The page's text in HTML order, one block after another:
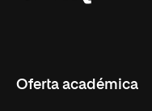
Oferta académica